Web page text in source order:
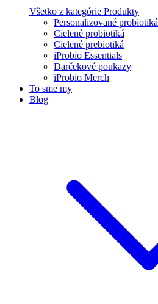
Všetko z kategórie Produkty
Personalizované probiotiká
Cielené probiotiká
Cielené prebiotiká
iProbio Essentials
Darčekové poukazy
iProbio Merch
To sme my
Blog